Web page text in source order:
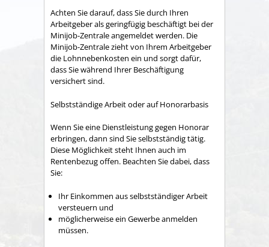
Achten Sie darauf, dass Sie durch Ihren
Arbeitgeber als geringfügig beschäftigt bei der
Minijob-Zentrale angemeldet werden. Die
Minijob-Zentrale zieht von Ihrem Arbeitgeber
die Lohnnebenkosten ein und sorgt dafür,
dass Sie während Ihrer Beschäftigung
versichert sind.
Selbstständige Arbeit oder auf Honorarbasis
Wenn Sie eine Dienstleistung gegen Honorar
erbringen, dann sind Sie selbstständig tätig.
Diese Möglichkeit steht Ihnen auch im
Rentenbezug offen. Beachten Sie dabei, dass
Sie:
Ihr Einkommen aus selbstständiger Arbeit
versteuern und
möglicherweise ein Gewerbe anmelden
müssen.